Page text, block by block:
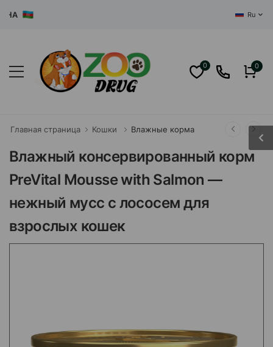
Ru
0 0
Главная страница Кошки Влажные корма
Влажный консервированный корм
PreVital Mousse with Salmon —
нежный мусс с лососем для
взрослых кошек